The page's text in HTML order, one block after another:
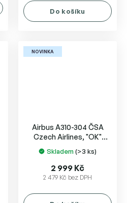
Do košíku
NOVINKA
Airbus A310-304 ČSA
Czech Airlines, "OK"
"Bratislava"
Průměrné
hodnocení
produktu
5,0
Skladem (>3 ks)
2 479 Kč bez DPH
2 999 Kč